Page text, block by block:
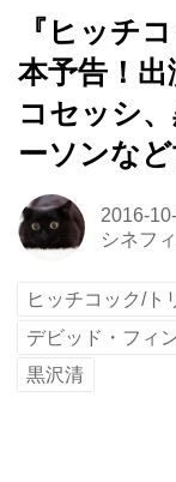
『ヒッチ
本予告！
コセッシ
ーソンな
2016-
シネフ
ヒッチコック/ト
デビッド・フィ
黒沢清